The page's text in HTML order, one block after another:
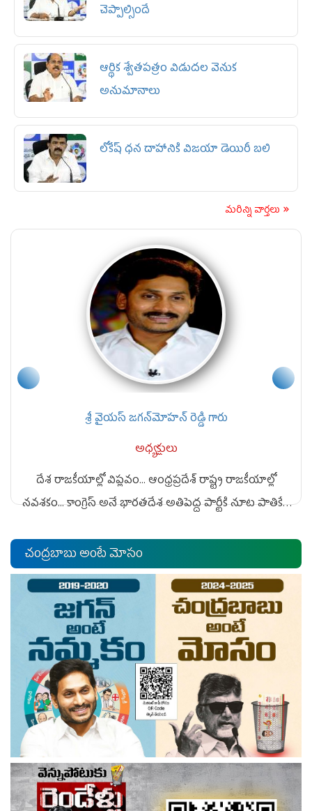
చెప్పాల్సిందే
ఆర్థిక శ్వేతపత్రం విడుదల వెనుక
అనుమానాలు
లోకేష్ ధ‌న దాహానికి విజ‌యా డెయిరీ బ‌లి
మరిన్ని వార్తలు
శ్రీ వైయస్ జగన్‌మోహన్ రెడ్డి గారు
అధ్యక్షులు
దేశ రాజకీయాల్లో విప్లవం... ఆంధ్రప్రదేశ్ రాష్ట్ర రాజకీయాల్లో
నవశకం... కాంగ్రెస్ అనే భారతదేశ అతిపెద్ద పార్టీకి నూట పాతికేళ్ల
యెడుగూరి సందింటి...
చంద్రబాబు అంటే మోసం